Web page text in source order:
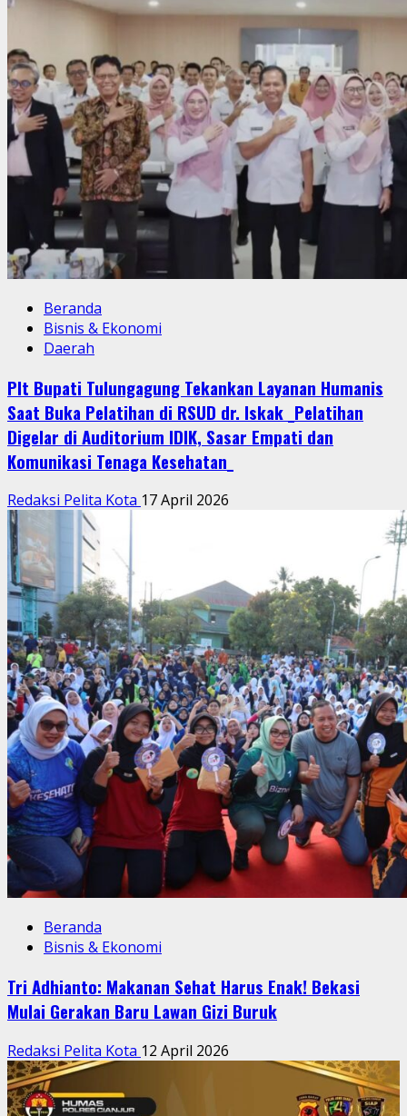
Beranda
Bisnis & Ekonomi
Daerah
Plt Bupati Tulungagung Tekankan Layanan Humanis
Saat Buka Pelatihan di RSUD dr. Iskak _Pelatihan
Digelar di Auditorium IDIK, Sasar Empati dan
Komunikasi Tenaga Kesehatan_
Redaksi Pelita Kota 17 April 2026
Beranda
Bisnis & Ekonomi
Tri Adhianto: Makanan Sehat Harus Enak! Bekasi
Mulai Gerakan Baru Lawan Gizi Buruk
Redaksi Pelita Kota 12 April 2026